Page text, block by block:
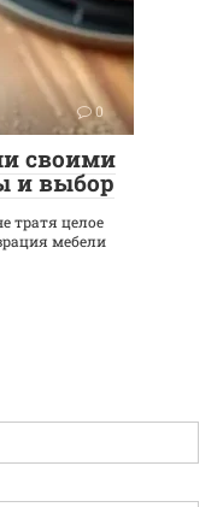
0
своими
и выбор
тратя целое
мебели